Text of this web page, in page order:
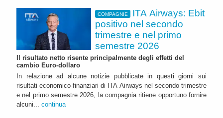
COMPAGNIE
ITA Airways: Ebit
positivo nel secondo
trimestre e nel primo
semestre 2026
Il risultato netto risente principalmente degli effetti del
cambio Euro-dollaro
In relazione ad alcune notizie pubblicate in questi giorni sui
risultati economico-finanziari di ITA Airways nel secondo trimestre
e nel primo semestre 2026, la compagnia ritiene opportuno fornire
alcuni... continua